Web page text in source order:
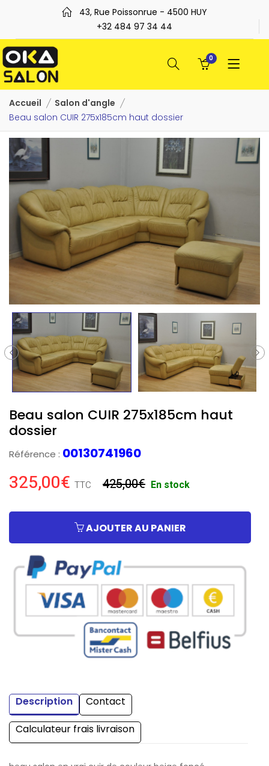
43, Rue Poissonrue - 4500 HUY
+32 484 97 34 44
0
Accueil
Salon d'angle
Beau salon CUIR 275x185cm haut dossier
Beau salon CUIR 275x185cm haut
dossier
Référence : 00130741960
325,00€ TTC 425,00€ En stock
AJOUTER AU PANIER
Description
Contact
Calculateur frais livraison